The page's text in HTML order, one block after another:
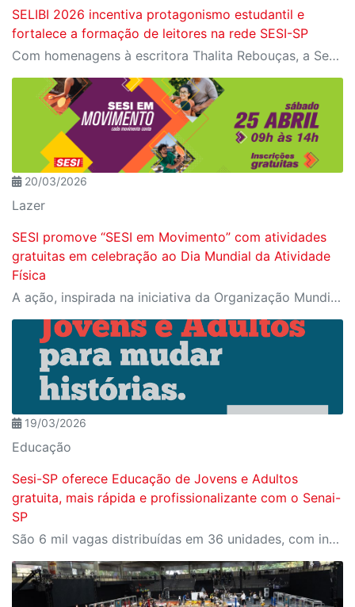
SELIBI 2026 incentiva protagonismo estudantil e
fortalece a formação de leitores na rede SESI-SP
Com homenagens à escritora Thalita Rebouças, a Semana do Livro e da Biblioteca promove criatividade, produção autoral e diferentes formas de expressão entre estudantes da Educação Infantil à EJA
20/03/2026
Lazer
SESI promove “SESI em Movimento” com atividades
gratuitas em celebração ao Dia Mundial da Atividade
Física
A ação, inspirada na iniciativa da Organização Mundial da Saúde, reforça a importância da prática de atividades físicas e terá participação mediante inscrição prévia pelo Meu SESI.
19/03/2026
Educação
Sesi-SP oferece Educação de Jovens e Adultos
gratuita, mais rápida e profissionalizante com o Senai-
SP
São 6 mil vagas distribuídas em 36 unidades, com inscrições abertas no site do SESI-SP.